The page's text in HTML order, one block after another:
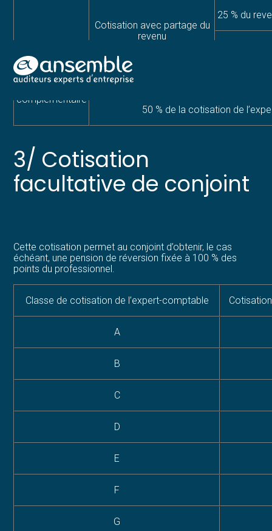
Aller
au
Cotisation avec partage du
revenu
25 % du
Retraite
complémentaire
25 % de la cotisation de l’expert-
50 % de la cotisation de
3/ Cotisation
facultative de conjoint
Cette cotisation permet au conjoint d’obtenir, le cas
échéant, une pension de réversion fixée à 100 % des
points du professionnel.
Classe de cotisation de l’expert-comptable
A
B
C
D
E
F
G